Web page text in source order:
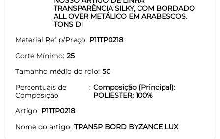
TRANSPARÊNCIA SILKY, COM BORDADO
ALL OVER METÁLICO EM ARABESCOS.
TONS DI
Material Ref p/Preço P11TP0218
Corte Mínimo 25
Tamanho médio do rolo 50
Percentuais de
Composição
Composição (Principal):
POLIESTER: 100%
Artigo P11TP0218
Nome do artigo TRANSP BORD BYZANCE LUX